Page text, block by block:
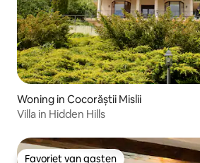
Woning in Cocorăștii Mislii
Villa in Hidden Hills
Favoriet van gasten